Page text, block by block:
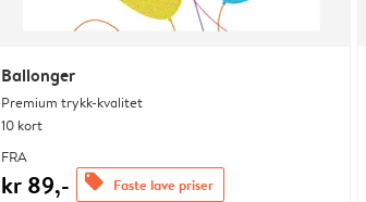
Ballonger
Premium trykk-kvalitet
10 kort
FRA
kr 89,- offers Faste lave priser